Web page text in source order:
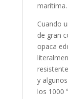
marítima.
Cuando
de gran
opaca
y
los 1000